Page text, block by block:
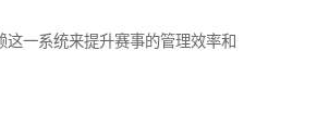
这一系统来提升赛事的管理效率和